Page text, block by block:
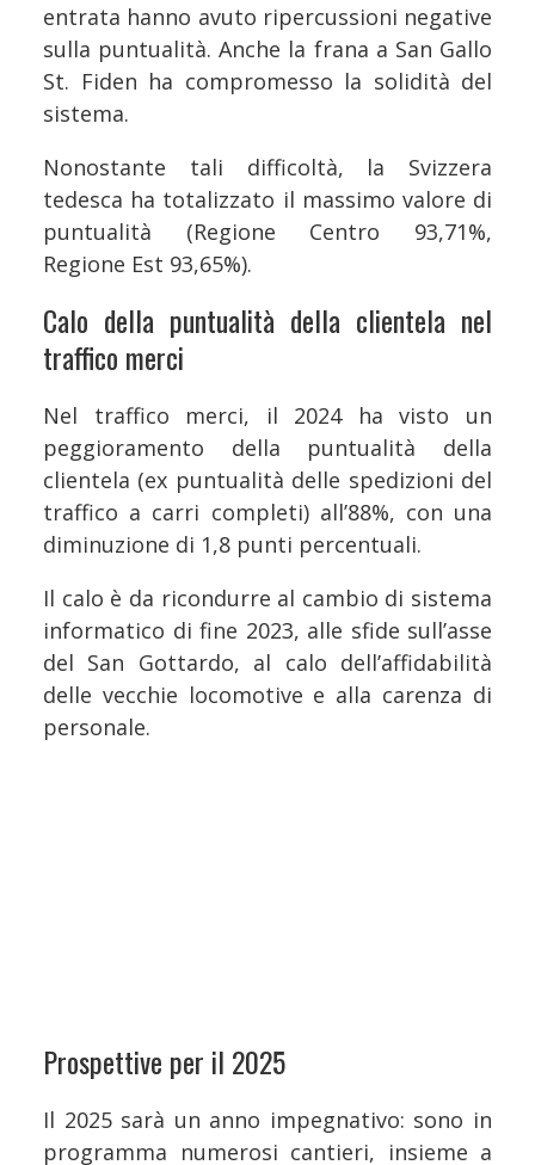
entrata hanno avuto ripercussioni negative
sulla puntualità. Anche la frana a San Gallo
St. Fiden ha compromesso la solidità del
sistema.
Nonostante tali difficoltà, la Svizzera
tedesca ha totalizzato il massimo valore di
puntualità (Regione Centro 93,71%,
Regione Est 93,65%).
Calo della puntualità della clientela nel
traffico merci
Nel traffico merci, il 2024 ha visto un
peggioramento della puntualità della
clientela (ex puntualità delle spedizioni del
traffico a carri completi) all’88%, con una
diminuzione di 1,8 punti percentuali.
Il calo è da ricondurre al cambio di sistema
informatico di fine 2023, alle sfide sull’asse
del San Gottardo, al calo dell’affidabilità
delle vecchie locomotive e alla carenza di
personale.
Prospettive per il 2025
Il 2025 sarà un anno impegnativo: sono in
programma numerosi cantieri, insieme a